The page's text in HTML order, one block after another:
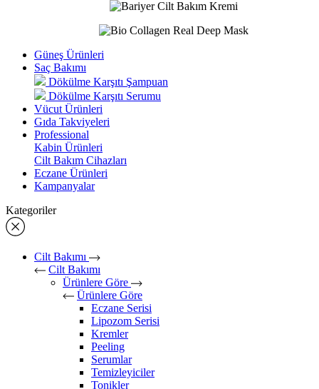
Güneş Ürünleri
Saç Bakımı
Dökülme Karşıtı Şampuan
Dökülme Karşıtı Serumu
Vücut Ürünleri
Gıda Takviyeleri
Professional
Kabin Ürünleri
Cilt Bakım Cihazları
Eczane Ürünleri
Kampanyalar
Kategoriler
Cilt Bakımı
Cilt Bakımı
Ürünlere Göre
Ürünlere Göre
Eczane Serisi
Lipozom Serisi
Kremler
Peeling
Serumlar
Temizleyiciler
Tonikler